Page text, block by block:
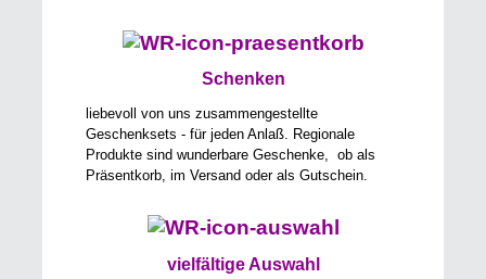
Schenken
liebevoll von uns zusammengestellte
Geschenksets - für jeden Anlaß. Regionale
Produkte sind wunderbare Geschenke, ob als
Präsentkorb, im Versand oder als Gutschein.
vielfältige Auswahl